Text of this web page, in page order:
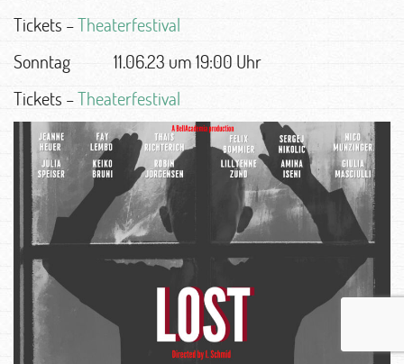
Tickets –Theaterfestival
Sonntag 11.06.23 um 19:00 Uhr
Tickets –Theaterfestival